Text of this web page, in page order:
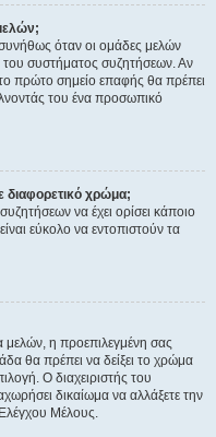
όταν οι ομάδες μελών
του συστήματος συζητήσεων. Αν
πρώτο σημείο επαφής θα πρέπει
του ένα προσωπικό
διαφορετικό χρώμα;
να έχει ορίσει κάποιο
εύκολο να εντοπιστούν τα
η προεπιλεγμένη σας
θα πρέπει να δείξει το χρώμα
Ο διαχειριστής του
δικαίωμα να αλλάξετε την
Μέλους.